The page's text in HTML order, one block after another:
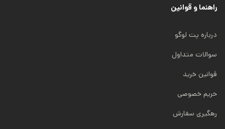
راهنما و قوانین
درباره پت لوگو
سوالات متداول
قوانین خرید
حریم خصوصی
رهگیری سفارش